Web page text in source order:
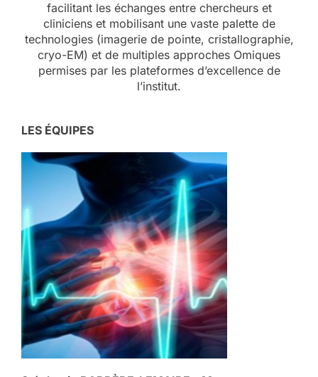
facilitant les échanges entre chercheurs et
cliniciens et mobilisant une vaste palette de
technologies (imagerie de pointe, cristallographie,
cryo-EM) et de multiples approches Omiques
permises par les plateformes d’excellence de
l’institut.
LES ÉQUIPES